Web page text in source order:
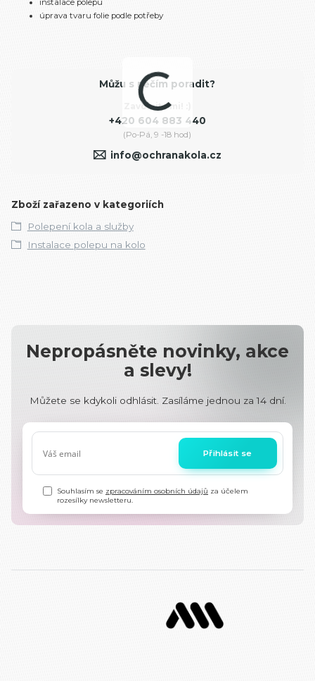
instalace polepu
úprava tvaru folie podle potřeby
Můžu s něčím poradit?
Zavolejte mi! :)
+420 604 883 440
(Po-Pá, 9 -18 hod)
info@ochranakola.cz
Zboží zařazeno v kategoriích
Polepení kola a služby
Instalace polepu na kolo
Nepropásněte novinky, akce
a slevy!
Můžete se kdykoli odhlásit. Zasíláme jednou za 14 dní.
Přihlásit se
Souhlasím se zpracováním osobních údajů za účelem
rozesílky newsletteru.